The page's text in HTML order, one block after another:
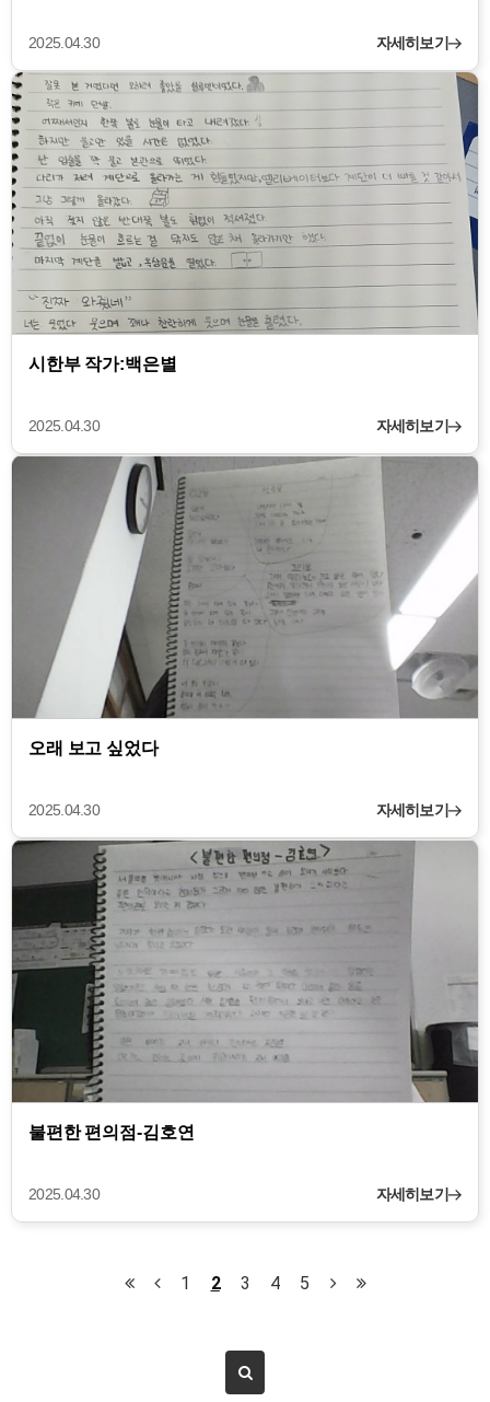
2025.04.30 자세히보기
시한부 작가:백은별
2025.04.30 자세히보기
오래 보고 싶었다
2025.04.30 자세히보기
불편한 편의점-김호연
2025.04.30 자세히보기
1 2 3 4 5